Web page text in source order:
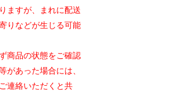
ますが、まれに配送
りなどが生じる可能
商品の状態をご確認
があった場合には、
連絡いただくと共